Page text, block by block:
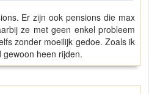
Er zijn ook pensions die max
ze met geen enkel probleem
zonder moeilijk gedoe. Zoals ik
heen rijden.